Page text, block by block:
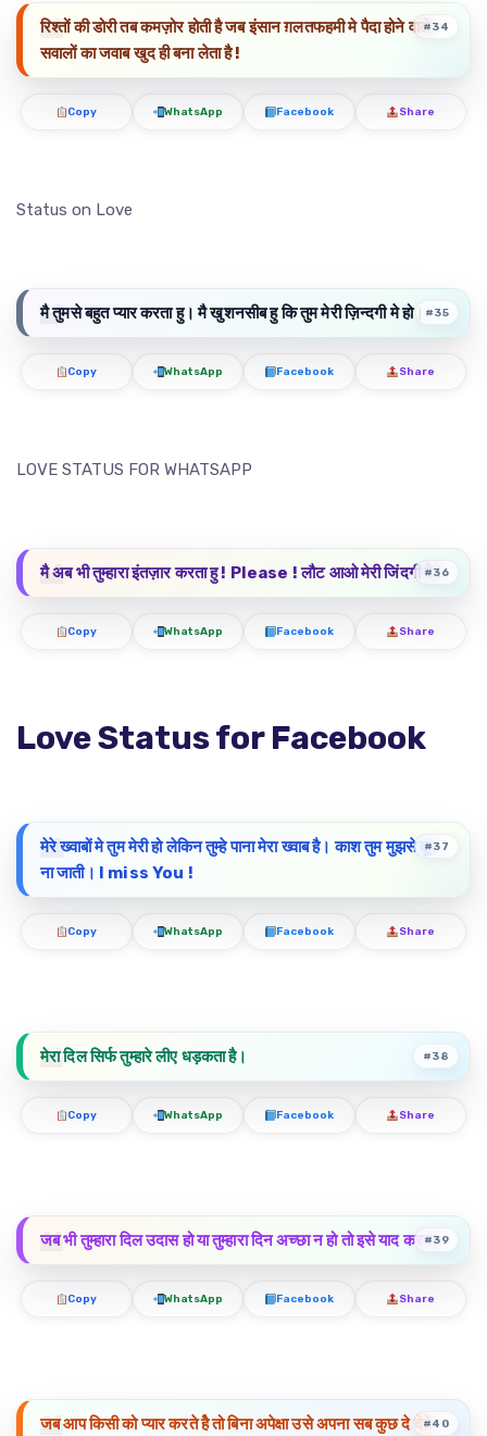
रिश्तों की डोरी तब कमज़ोर होती है जब इंसान ग़लतफहमी मे पैदा होने वाले
सवालों का जवाब खुद ही बना लेता है !
#34
Copy WhatsApp Facebook Share
Status on Love
मै तुमसे बहुत प्यार करता हु। मै खुशनसीब हु कि तुम मेरी ज़िन्दगी मे हो। #35
Copy WhatsApp Facebook Share
LOVE STATUS FOR WHATSAPP
मै अब भी तुम्हारा इंतज़ार करता हु ! Please ! लौट आओ मेरी जिंदगी मे !
#36
Copy WhatsApp Facebook Share
Love Status for Facebook
मेरे ख्वाबों मे तुम मेरी हो लेकिन तुम्हे पाना मेरा ख्वाब है। काश तुम मुझसे दूर
ना जाती। I miss You !
#37
Copy WhatsApp Facebook Share
मेरा दिल सिर्फ तुम्हारे लीए धड़कता है। #38
Copy WhatsApp Facebook Share
जब भी तुम्हारा दिल उदास हो या तुम्हारा दिन अच्छा न हो तो इसे याद करना.
#39
Copy WhatsApp Facebook Share
जब आप किसी को प्यार करते हैे तो बिना अपेक्षा उसे अपना सब कुछ दे देते#40